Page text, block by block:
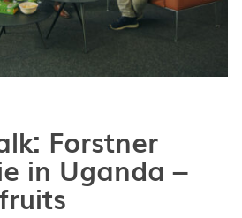
Forstner
in Uganda –